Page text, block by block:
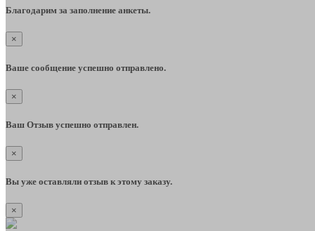
Благодарим за заполнение анкеты.
×
Ваше сообщение успешно отправлено.
×
Ваш Отзыв успешно отправлен.
×
Вы уже оставляли отзыв к этому заказу.
×